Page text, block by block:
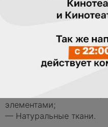
дизайнеров для
Современная
— Элегантные модели в
— Изысканные линии
элементами;
— Натуральные ткани.